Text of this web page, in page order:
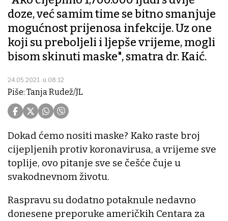
doze, već samim time se bitno smanjuje
mogućnost prijenosa infekcije. Uz one
koji su preboljeli i ljepše vrijeme, mogli
bisom skinuti maske", smatra dr. Kaić.
24.05.2021. u 08:12
Piše: Tanja Rudež/JL
Dokad ćemo nositi maske? Kako raste broj
cijepljenih protiv koronavirusa, a vrijeme sve
toplije, ovo pitanje sve se češće čuje u
svakodnevnom životu.
Raspravu su dodatno potaknule nedavno
donesene preporuke američkih Centara za